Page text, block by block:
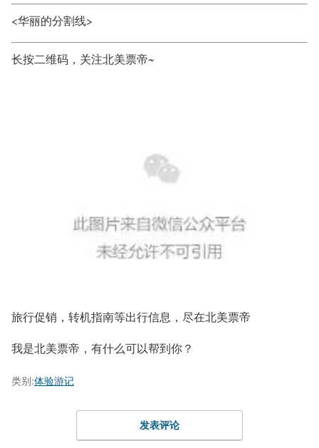
<华丽的分割线>
长按二维码，关注北美票帝~
旅行促销，转机指南等出行信息，尽在北美票帝
我是北美票帝，有什么可以帮到你？
类别:体验游记
发表评论